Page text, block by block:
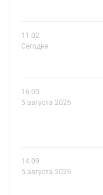
11.02
Сегодня
16.05
5 августа 2026
14.09
5 августа 2026